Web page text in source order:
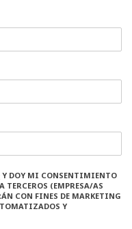
Y DOY MI CONSENTIMIENTO
(EMPRESA/AS
CON FINES DE MARKETING
Y